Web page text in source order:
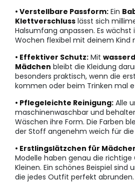
• Verstellbare Passform: Ein
Klettverschluss lässt sich
Halsumfang anpassen. Es wächst
Wochen flexibel mit deinem Kind
• Effektiver Schutz: Mit
Mädchen bleibt die Kleidung
besonders praktisch, wenn die
kommen oder beim Trinken mal
• Pflegeleichte Reinigung: Alle
maschinenwaschbar und
Wäschen ihre Form. Die Farben
der Stoff angenehm weich für die
• Erstlingslätzchen für
Modelle haben genau die richtige
Kleinen. Ein schönes Beispiel sind
die jedes Outfit perfekt abrunden.